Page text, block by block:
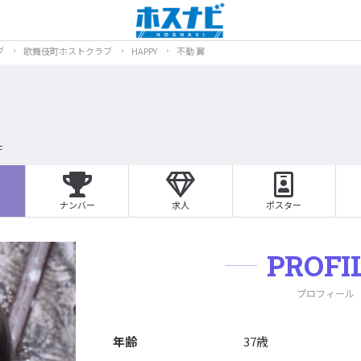
歌舞伎町ホストクラブ HAPPY 不動 翼
ナンバー 求人 ポスター
プロフィール
年齢 37歳